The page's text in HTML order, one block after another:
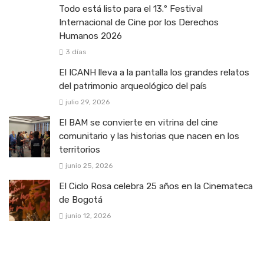
Todo está listo para el 13.º Festival
Internacional de Cine por los Derechos
Humanos 2026
3 días
El ICANH lleva a la pantalla los grandes relatos
del patrimonio arqueológico del país
julio 29, 2026
El BAM se convierte en vitrina del cine
comunitario y las historias que nacen en los
territorios
junio 25, 2026
El Ciclo Rosa celebra 25 años en la Cinemateca
de Bogotá
junio 12, 2026